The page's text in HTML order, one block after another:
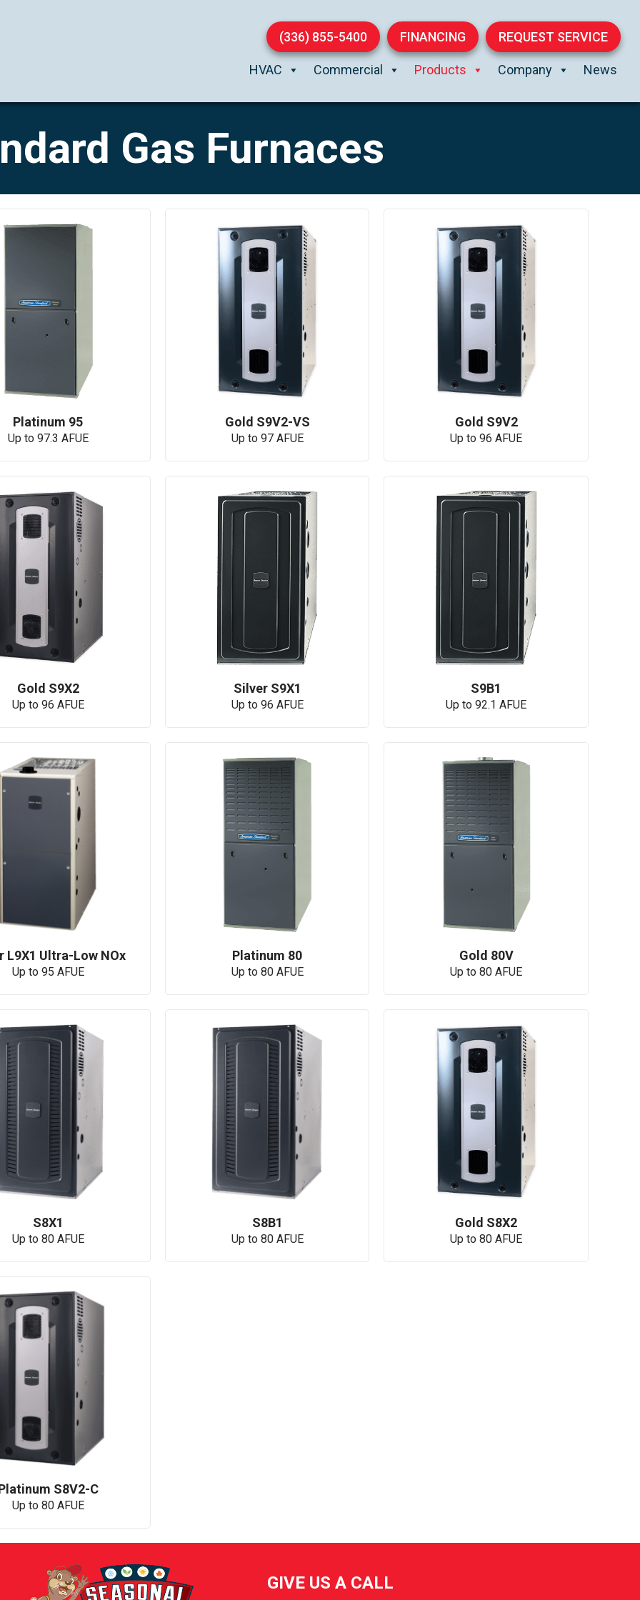
(336) 855-5400 FINANCING REQUEST SERVICE
HVAC Commercial Products Company News
Gas Furnaces
Platinum 95
Up to 97.3 AFUE
Gold S9V2-VS
Up to 97 AFUE
Gold S9V2
Up to 96 AFUE
Gold S9X2
Up to 96 AFUE
Silver S9X1
Up to 96 AFUE
S9B1
Up to 92.1 AFUE
L9X1 Ultra-Low NOx
Up to 95 AFUE
Platinum 80
Up to 80 AFUE
Gold 80V
Up to 80 AFUE
S8X1
Up to 80 AFUE
S8B1
Up to 80 AFUE
Gold S8X2
Up to 80 AFUE
S8V2-C
Up to 80 AFUE
GIVE US A CALL